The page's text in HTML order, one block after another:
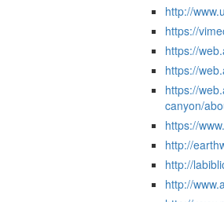
http://
https://
https://
https://
https://
canyon/
https://
http://
http://
http://